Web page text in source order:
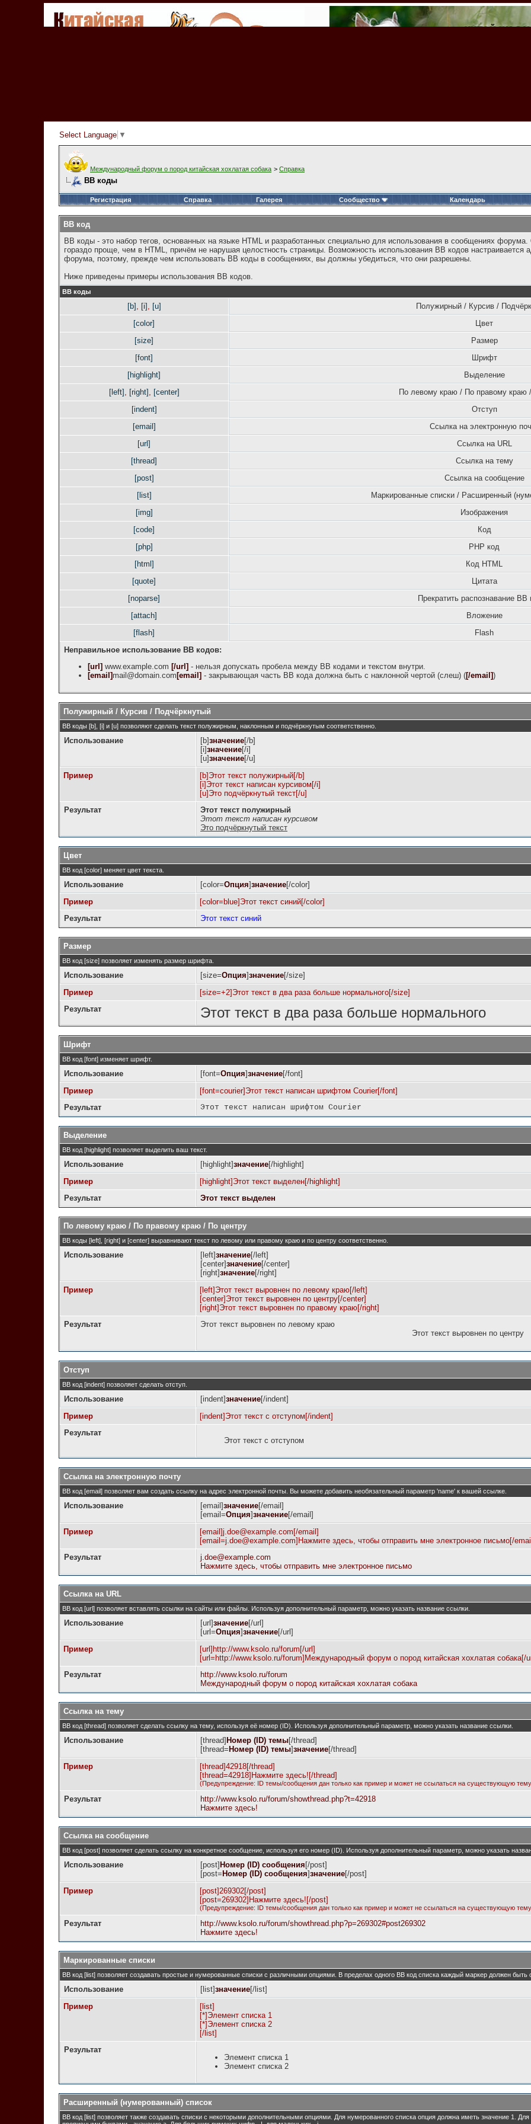
Select Language ▼
Международный форум о пород китайская хохлатая собака > Справка
BB коды
Регистрация Справка Галерея Сообщество Календарь
BB код
BB коды - это набор тегов, основанных на языке HTML и разработанных специально для использования в сообщениях
гораздо проще, чем в HTML, причём не нарушая целостность страницы. Возможность использования BB кодов
форума, поэтому, прежде чем использовать BB коды в сообщениях, вы должны убедиться, что они разрешены.
Ниже приведены примеры использования BB кодов.
BB коды
[b] , [i] , [u]
Полужирный / Курсив /
[color]
Цвет
[size]
Размер
[font]
Шрифт
[highlight]
Выделение
[left] , [right] , [center]
По левому краю / По правому краю
[indent]
Отступ
[email]
Ссылка на электронную
[url]
Ссылка на URL
[thread]
Ссылка на тему
[post]
Ссылка на сообщение
[list]
Маркированные списки / Расширенный
[img]
Изображения
[code]
Код
[php]
PHP код
[html]
Код HTML
[quote]
Цитата
[noparse]
Прекратить распознавание BB
[attach]
Вложение
[flash]
Flash
Неправильное использование BB кодов:
[url] www.example.com [/url] - нельзя допускать пробела между BB кодами и текстом внутри.
[email] mail@domain.com [email] - закрывающая часть BB кода должна быть с наклонной чертой (слеш) ([/email])
Полужирный / Курсив / Подчёркнутый
BB коды [b], [i] и [u] позволяют сделать текст полужирным, наклонным и подчёркнутым соответственно.
Использование [b]значение[/b]
[i]значение[/i]
[u]значение[/u]
Пример
[b]Этот текст полужирный[/b]
[i]Этот текст написан курсивом[/i]
[u]Это подчёркнутый текст[/u]
Результат
Этот текст полужирный
Этот текст написан курсивом
Это подчёркнутый текст
Цвет
BB код [color] меняет цвет текста.
Использование [color=Опция]значение[/color]
Пример
[color=blue]Этот текст синий[/color]
Результат
Этот текст синий
Размер
BB код [size] позволяет изменять размер шрифта.
Использование [size=Опция]значение[/size]
Пример
[size=+2]Этот текст в два раза больше нормального[/size]
Результат
Этот текст в два раза больше нормального
Шрифт
BB код [font] изменяет шрифт.
Использование [font=Опция]значение[/font]
Пример
[font=courier]Этот текст написан шрифтом Courier[/font]
Результат
Этот текст написан шрифтом Courier
Выделение
BB код [highlight] позволяет выделить ваш текст.
Использование [highlight]значение[/highlight]
Пример
[highlight]Этот текст выделен[/highlight]
Результат
Этот текст выделен
По левому краю / По правому краю / По центру
BB коды [left], [right] и [center] выравнивают текст по левому или правому краю и по центру соответственно.
Использование [left]значение[/left]
[center]значение[/center]
[right]значение[/right]
Пример
[left]Этот текст выровнен по левому краю[/left]
[center]Этот текст выровнен по центру[/center]
[right]Этот текст выровнен по правому краю[/right]
Результат
Этот текст выровнен по левому краю
Этот текст выровнен по центру
Отступ
BB код [indent] позволяет сделать отступ.
Использование [indent]значение[/indent]
Пример
[indent]Этот текст с отступом[/indent]
Результат
Этот текст с отступом
Ссылка на электронную почту
BB код [email] позволяет вам создать ссылку на адрес электронной почты. Вы можете добавить необязательный параметр 'name' к вашей ссылке.
Использование [email]значение[/email]
[email=Опция]значение[/email]
Пример
[email]j.doe@example.com[/email]
[email=j.doe@example.com]Нажмите здесь, чтобы отправить мне электронное письмо[/
Результат
j.doe@example.com
Нажмите здесь, чтобы отправить мне электронное письмо
Ссылка на URL
BB код [url] позволяет вставлять ссылки на сайты или файлы. Используя дополнительный параметр, можно указать название ссылки.
Использование [url]значение[/url]
[url=Опция]значение[/url]
Пример
[url]http://www.ksolo.ru/forum[/url]
[url=http://www.ksolo.ru/forum]Международный форум о пород китайская хохлатая собака[/
Результат
http://www.ksolo.ru/forum
Международный форум о пород китайская хохлатая собака
Ссылка на тему
BB код [thread] позволяет сделать ссылку на тему, используя её номер (ID). Используя дополнительный параметр, можно указать название ссылки.
Использование [thread] Номер (ID) темы[/thread]
[thread= Номер (ID) темы]значение[/thread]
Пример
[thread]42918[/thread]
[thread=42918]Нажмите здесь![/thread]
(Предупреждение: ID темы/сообщения дан только как пример и может не ссылаться на существующую
Результат
http://www.ksolo.ru/forum/showthread.php?t=42918
Нажмите здесь!
Ссылка на сообщение
BB код [post] позволяет сделать ссылку на конкретное сообщение, используя его номер (ID). Используя дополнительный параметр, можно указать
Использование [post] Номер (ID) сообщения [/post]
[post= Номер (ID) сообщения]значение[/post]
Пример
[post]269302[/post]
[post=269302]Нажмите здесь![/post]
(Предупреждение: ID темы/сообщения дан только как пример и может не ссылаться на существующую
Результат
http://www.ksolo.ru/forum/showthread.php?p=269302#post269302
Нажмите здесь!
Маркированные списки
BB код [list] позволяет создавать простые и нумерованные списки с различными опциями. В пределах одного BB код списка каждый маркер должен быть
Использование [list]значение[/list]
Пример
[list]
[*]Элемент списка 1
[*]Элемент списка 2
[/list]
Результат
Элемент списка 1
Элемент списка 2
Расширенный (нумерованный) список
BB код [list] позволяет также создавать списки с некоторыми дополнительными опциями. Для нумерованного списка опция должна иметь значение 1.